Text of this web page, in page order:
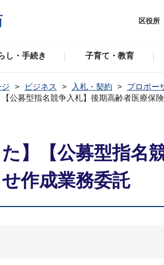
区役所
し・手続き 子育て・教育
ビジネス 入札・契約 プロポー
【公募型指名競争入札】後期高齢者医療保
た】【公募型指名
作成業務委託